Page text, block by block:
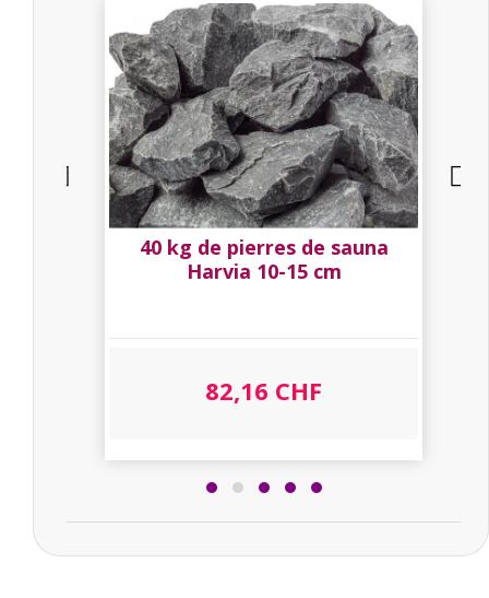
40 kg de pierres de sauna
Harvia 10-15 cm
82,16 CHF